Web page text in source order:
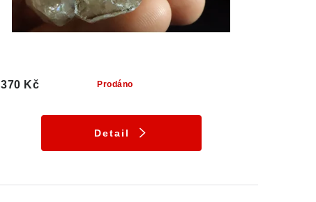
Prodáno
370 Kč
Detail